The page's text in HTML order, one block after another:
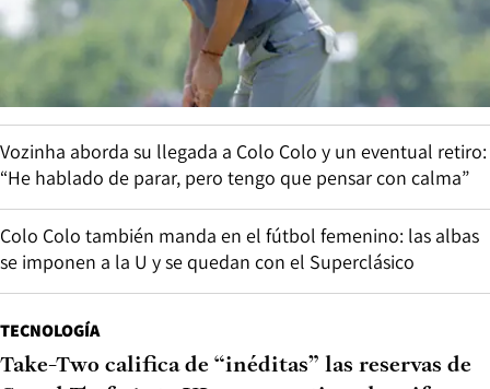
Vozinha aborda su llegada a Colo Colo y un eventual retiro:
“He hablado de parar, pero tengo que pensar con calma”
Colo Colo también manda en el fútbol femenino: las albas
se imponen a la U y se quedan con el Superclásico
TECNOLOGÍA
Take-Two califica de “inéditas” las reservas de